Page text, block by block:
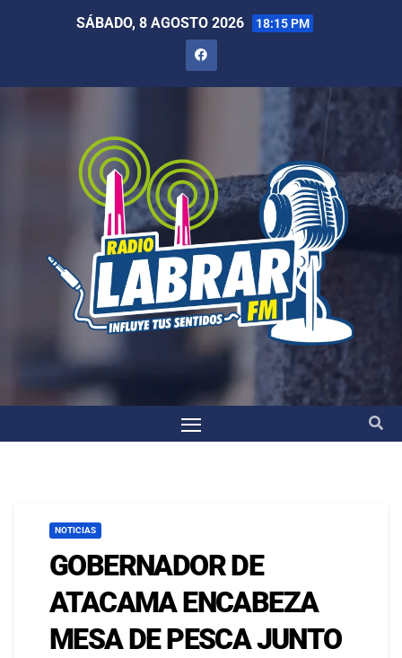
SÁBADO, 8 AGOSTO 2026 18:15 PM
NOTICIAS
GOBERNADOR DE
ATACAMA ENCABEZA
MESA DE PESCA JUNTO